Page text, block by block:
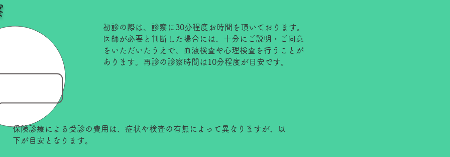
初診の際は、診察に30分程度お時間を頂いております。
医師が必要と判断した場合には、十分にご説明・ご同意
をいただいたうえで、血液検査や心理検査を行うことが
あります。再診の診察時間は10分程度が目安です。
保険診療による受診の費用は、症状や検査の有無によって異なりますが、以
下が目安となります。